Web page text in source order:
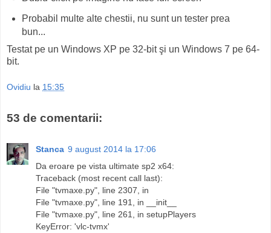
Probabil multe alte chestii, nu sunt un tester prea
bun...
Testat pe un Windows XP pe 32-bit şi un Windows 7 pe 64-
bit.
Ovidiu la 15:35
53 de comentarii:
Stanca 9 august 2014 la 17:06
Da eroare pe vista ultimate sp2 x64:
Traceback (most recent call last):
File "tvmaxe.py", line 2307, in
File "tvmaxe.py", line 191, in __init__
File "tvmaxe.py", line 261, in setupPlayers
KeyError: 'vlc-tvmx'